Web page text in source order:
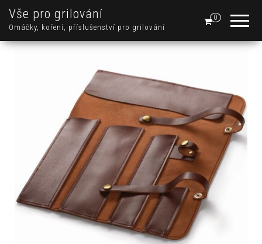
Vše pro grilování
Omáčky, koření, příslušenství pro grilování
0